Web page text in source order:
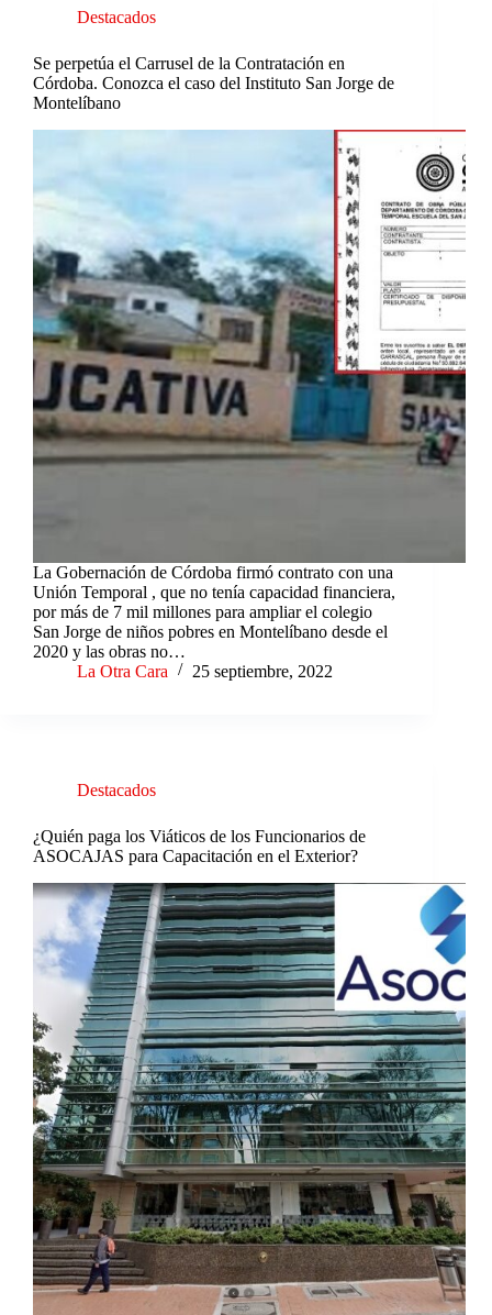
Destacados
Se perpetúa el Carrusel de la Contratación en
Córdoba. Conozca el caso del Instituto San Jorge de
Montelíbano
La Gobernación de Córdoba firmó contrato con una
Unión Temporal , que no tenía capacidad financiera,
por más de 7 mil millones para ampliar el colegio
San Jorge de niños pobres en Montelíbano desde el
2020 y las obras no…
La Otra Cara
25 septiembre, 2022
Destacados
¿Quién paga los Viáticos de los Funcionarios de
ASOCAJAS para Capacitación en el Exterior?